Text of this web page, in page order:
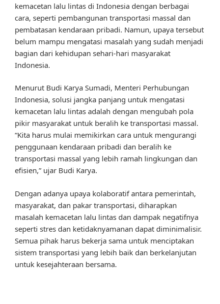
kemacetan lalu lintas di Indonesia dengan berbagai
cara, seperti pembangunan transportasi massal dan
pembatasan kendaraan pribadi. Namun, upaya tersebut
belum mampu mengatasi masalah yang sudah menjadi
bagian dari kehidupan sehari-hari masyarakat
Indonesia.
Menurut Budi Karya Sumadi, Menteri Perhubungan
Indonesia, solusi jangka panjang untuk mengatasi
kemacetan lalu lintas adalah dengan mengubah pola
pikir masyarakat untuk beralih ke transportasi massal.
“Kita harus mulai memikirkan cara untuk mengurangi
penggunaan kendaraan pribadi dan beralih ke
transportasi massal yang lebih ramah lingkungan dan
efisien,” ujar Budi Karya.
Dengan adanya upaya kolaboratif antara pemerintah,
masyarakat, dan pakar transportasi, diharapkan
masalah kemacetan lalu lintas dan dampak negatifnya
seperti stres dan ketidaknyamanan dapat diminimalisir.
Semua pihak harus bekerja sama untuk menciptakan
sistem transportasi yang lebih baik dan berkelanjutan
untuk kesejahteraan bersama.